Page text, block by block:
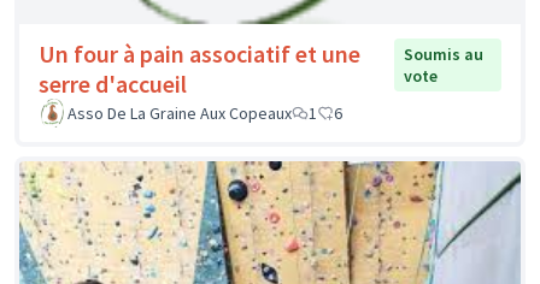
Un four à pain associatif et une
serre d'accueil
Soumis au
vote
Asso De La Graine Aux Copeaux
1 6